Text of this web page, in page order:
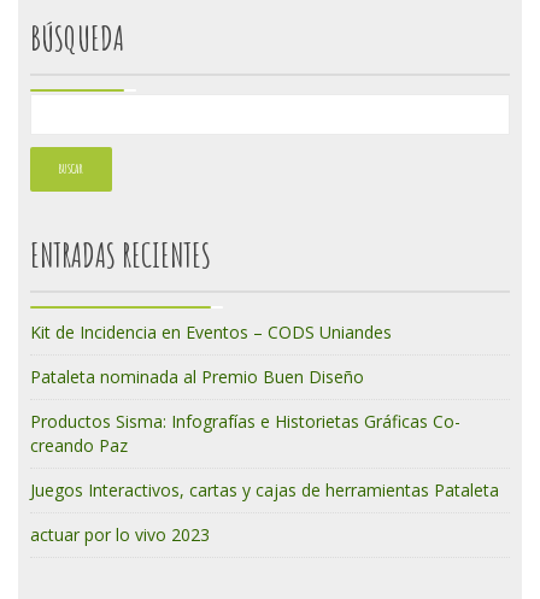
BÚSQUEDA
ENTRADAS RECIENTES
Kit de Incidencia en Eventos – CODS Uniandes
Pataleta nominada al Premio Buen Diseño
Productos Sisma: Infografías e Historietas Gráficas Co-
creando Paz
Juegos Interactivos, cartas y cajas de herramientas Pataleta
actuar por lo vivo 2023